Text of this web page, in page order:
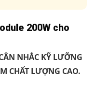
200W cho
NHẮC KỸ LƯỠNG
CHẤT LƯỢNG CAO.